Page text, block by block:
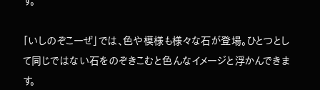
「いしのぞこーぜ」では、色や模様も様々な石が登場。ひとつとし
て同じではない石をのぞきこむと色んなイメージと浮かんできま
す。